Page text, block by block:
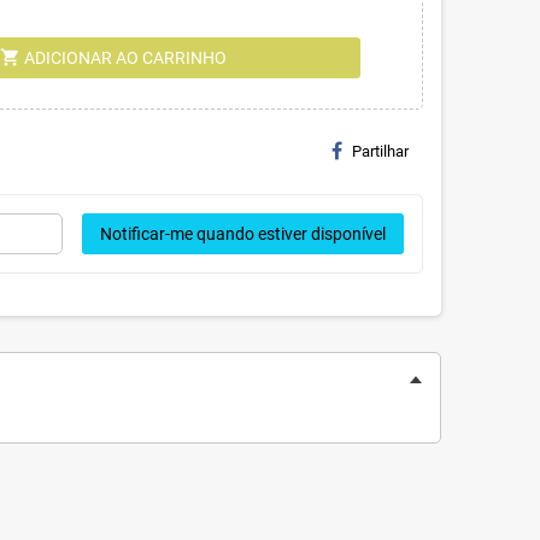
shopping_cart ADICIONAR AO CARRINHO
Partilhar
Notificar-me quando estiver disponível